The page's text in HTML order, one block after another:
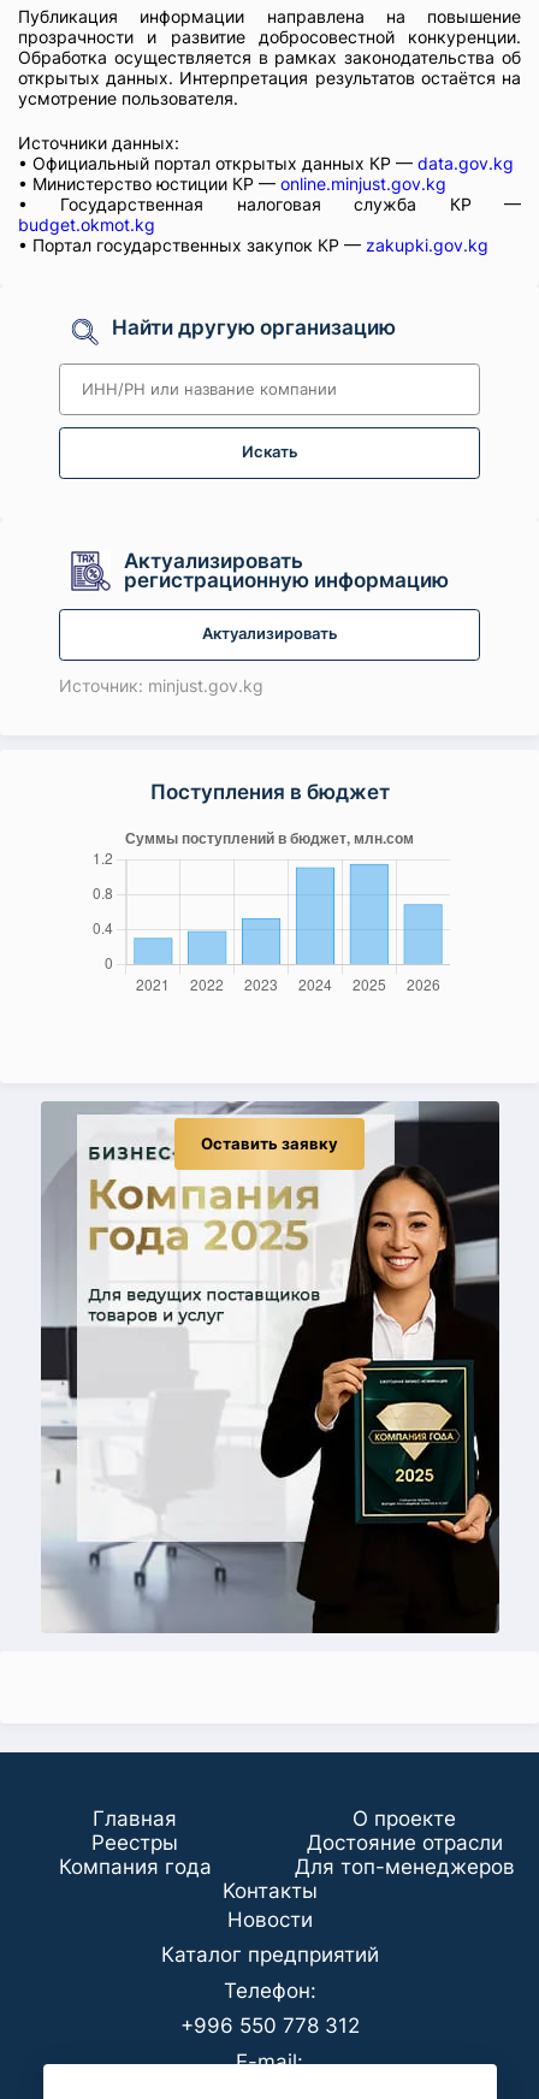
Публикация информации направлена на повышение
прозрачности и развитие добросовестной конкуренции.
Обработка осуществляется в рамках законодательства об
открытых данных. Интерпретация результатов остаётся на
усмотрение пользователя.
Источники данных:
• Официальный портал открытых данных КР — data.gov.kg
• Министерство юстиции КР — online.minjust.gov.kg
• Государственная налоговая служба КР —
budget.okmot.kg
• Портал государственных закупок КР — zakupki.gov.kg
Найти другую организацию
Искать
Актуализировать
регистрационную информацию
Актуализировать
Источник: minjust.gov.kg
Поступления в бюджет
Оставить заявку
Главная
О проекте
Реестры
Достояние отрасли
Компания года
Для топ-менеджеров
Koнтaкты
Новости
Каталог предприятий
Телефон:
+996 550 778 312
E-mail: